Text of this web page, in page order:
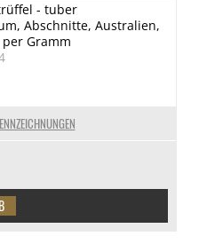
- tuber
Abschnitte, Australien,
Gramm